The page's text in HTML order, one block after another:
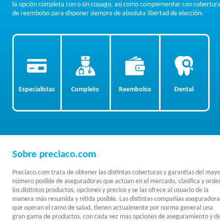
la opción completa con o sin copago, así como complementar con
de reembolso para disponer siempre de absoluta libertad de elección.
Especialistas Completo Reembolso Dental
Sobre preciaco.com
Preciaco.com trata de obtener las distintas coberturas y garantías del
número posible de aseguradoras que actúan en el mercado, clasifica y
los distintos productos, opciones y precios y se las ofrece al usuario de la
manera más resumida y nítida posible. Las distintas compañías
que operan el ramo de salud, tienen actualmente por norma general una
gran gama de productos, con cada vez mas opciones de aseguramiento y